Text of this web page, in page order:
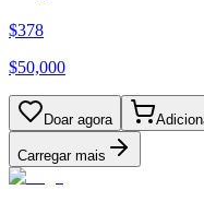
$378
$50,000
Doar agora
Carregar mais